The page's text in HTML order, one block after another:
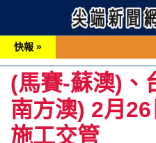
快報 »
(馬賽-蘇澳)、
南方澳) 2月
施工交管